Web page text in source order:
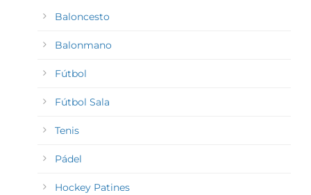
Baloncesto
Balonmano
Fútbol
Fútbol Sala
Tenis
Pádel
Hockey Patines